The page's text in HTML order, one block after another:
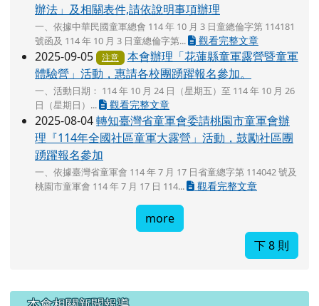
辦法」及相關表件,請依說明事項辦理
一、依據中華民國童軍總會 114 年 10 月 3 日童總倫字第 114181
號函及 114 年 10 月 3 日童總倫字第...
觀看完整文章
2025-09-05 注意
本會辦理「花蓮縣童軍露營暨童軍
體驗營」活動，惠請各校團踴躍報名參加。
一、活動日期： 114 年 10 月 24 日（星期五）至 114 年 10 月 26
日（星期日）...
觀看完整文章
2025-08-04轉知臺灣省童軍會委請桃園市童軍會辦
理『114年全國社區童軍大露營」活動，鼓勵社區團
踴躍報名參加
一、依據臺灣省童軍會 114 年 7 月 17 日省童總字第 114042 號及
桃園市童軍會 114 年 7 月 17 日 114...
觀看完整文章
more
下 8 則